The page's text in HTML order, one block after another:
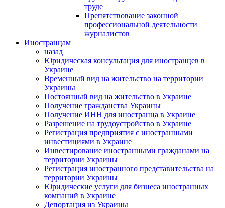
труде
Препятствование законной
профессиональной деятельности
журналистов
Иностранцам
назад
Юридическая консультация для иностранцев в
Украине
Временный вид на жительство на территории
Украины
Постоянный вид на жительство в Украине
Получение гражданства Украины
Получение ИНН для иностранца в Украине
Разрешение на трудоустройство в Украине
Регистрация предприятия с иностранными
инвестициями в Украине
Инвестирование иностранными гражданами на
территории Украины
Регистрация иностранного представительства на
территории Украины
Юридические услуги для бизнеса иностранных
компаний в Украине
Депортация из Украины